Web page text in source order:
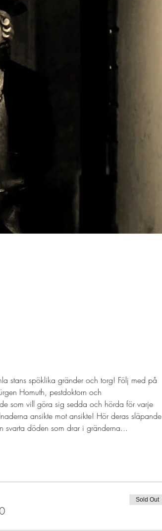
stans spöklika gränder och torg! Följ med på
Homuth, pestdoktorn och
som vill göra sig sedda och hörda för varje
ansikte mot ansikte! Hör deras släpande
svarta döden som drar i gränderna...
Sold Out